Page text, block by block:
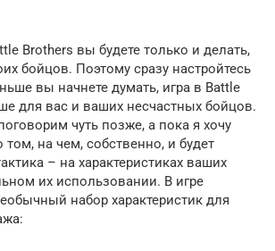
Brothers вы будете только и делать,
бойцов. Поэтому сразу настройтесь
вы начнете думать, игра в Battle
для вас и ваших несчастных бойцов.
чуть позже, а пока я хочу
том, на чем, собственно, и будет
– на характеристиках ваших
их использовании. В игре
набор характеристик для